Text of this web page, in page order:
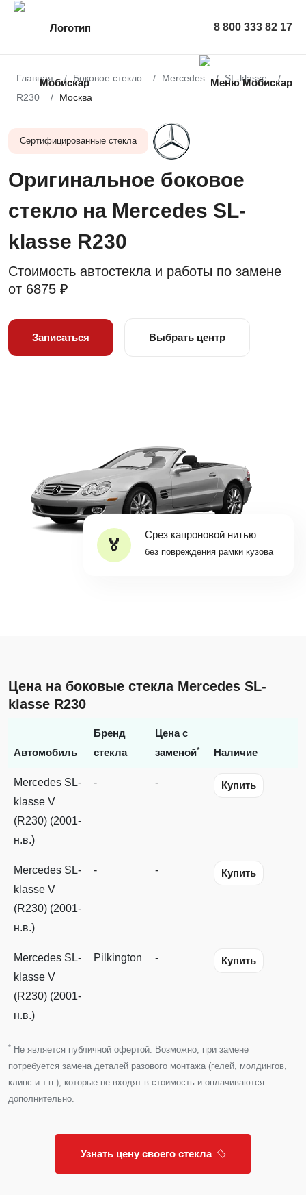
8 800 333 82 17
Главная Боковое стекло Mercedes
SL-klasse
R230
Москва
Сертифицированные стекла
Оригинальное боковое
стекло на Mercedes SL-
klasse R230
Стоимость автостекла и работы по замене
от 6875 ₽
Записаться Выбрать центр
Срез капроновой нитью
без повреждения рамки кузова
Цена на боковые стекла Mercedes SL-
klasse R230
Автомобиль
Бренд
стекла
Цена с
заменой* Наличие
Mercedes SL-
klasse V
(R230) (2001-
н.в.)
- - Купить
Mercedes SL-
klasse V
(R230) (2001-
н.в.)
- - Купить
Mercedes SL-
klasse V
(R230) (2001-
н.в.)
Pilkington - Купить
* Не является публичной офертой. Возможно, при замене
потребуется замена деталей разового монтажа (гелей, молдингов,
клипс и т.п.), которые не входят в стоимость и оплачиваются
дополнительно.
Узнать цену своего стекла